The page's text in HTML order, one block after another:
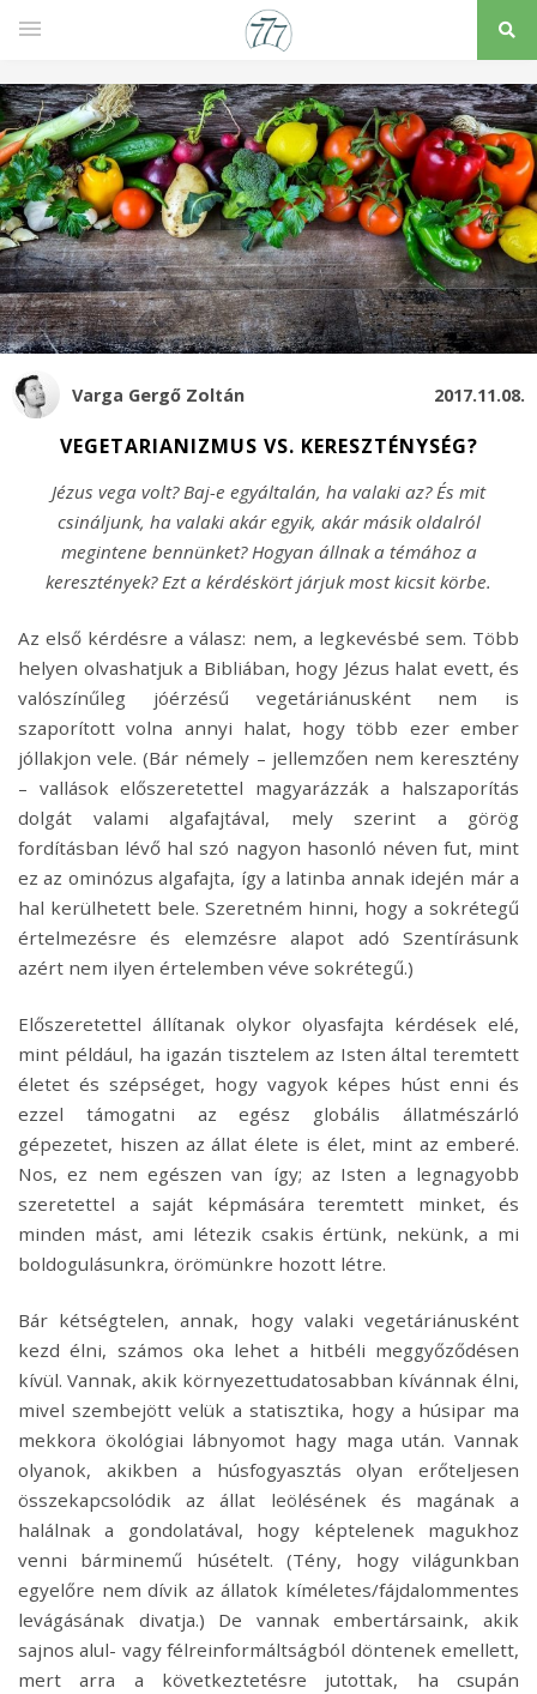
Varga Gergő Zoltán 2017.11.08.
VEGETARIANIZMUS VS. KERESZTÉNYSÉG?
Jézus vega volt? Baj-e egyáltalán, ha valaki az? És mit
csináljunk, ha valaki akár egyik, akár másik oldalról
megintene bennünket? Hogyan állnak a témához a
keresztények? Ezt a kérdéskört járjuk most kicsit körbe.
Az első kérdésre a válasz: nem, a legkevésbé sem. Több
helyen olvashatjuk a Bibliában, hogy Jézus halat evett, és
valószínűleg jóérzésű vegetáriánusként nem is
szaporított volna annyi halat, hogy több ezer ember
jóllakjon vele. (Bár némely – jellemzően nem keresztény
– vallások előszeretettel magyarázzák a halszaporítás
dolgát valami algafajtával, mely szerint a görög
fordításban lévő hal szó nagyon hasonló néven fut, mint
ez az ominózus algafajta, így a latinba annak idején már a
hal kerülhetett bele. Szeretném hinni, hogy a sokrétegű
értelmezésre és elemzésre alapot adó Szentírásunk
azért nem ilyen értelemben véve sokrétegű.)
Előszeretettel állítanak olykor olyasfajta kérdések elé,
mint például, ha igazán tisztelem az Isten által teremtett
életet és szépséget, hogy vagyok képes húst enni és
ezzel támogatni az egész globális állatmészárló
gépezetet, hiszen az állat élete is élet, mint az emberé.
Nos, ez nem egészen van így; az Isten a legnagyobb
szeretettel a saját képmására teremtett minket, és
minden mást, ami létezik csakis értünk, nekünk, a mi
boldogulásunkra, örömünkre hozott létre.
Bár kétségtelen, annak, hogy valaki vegetáriánusként
kezd élni, számos oka lehet a hitbéli meggyőződésen
kívül. Vannak, akik környezettudatosabban kívánnak élni,
mivel szembejött velük a statisztika, hogy a húsipar ma
mekkora ökológiai lábnyomot hagy maga után. Vannak
olyanok, akikben a húsfogyasztás olyan erőteljesen
összekapcsolódik az állat leölésének és magának a
halálnak a gondolatával, hogy képtelenek magukhoz
venni bárminemű húsételt. (Tény, hogy világunkban
egyelőre nem dívik az állatok kíméletes/fájdalommentes
levágásának divatja.) De vannak embertársaink, akik
sajnos alul- vagy félreinformáltságból döntenek emellett,
mert arra a következtetésre jutottak, ha csupán